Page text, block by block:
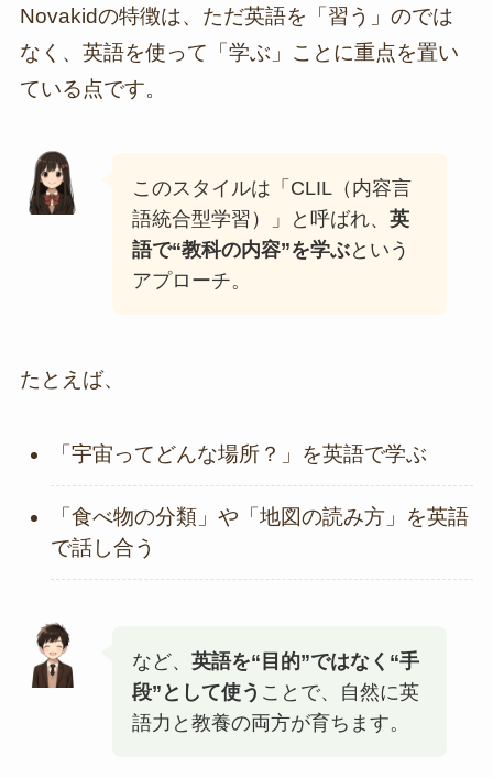
Novakidの特徴は、ただ英語を「習う」のでは
なく、英語を使って「学ぶ」ことに重点を置い
ている点です。
このスタイルは「CLIL（内容言
語統合型学習）」と呼ばれ、 英
語で“教科の内容”を学ぶという
アプローチ。
たとえば、
「宇宙ってどんな場所？」を英語で学ぶ
「食べ物の分類」や「地図の読み方」を英語
で話し合う
など、 英語を“目的”ではなく“手
段”として使う ことで、自然に英
語力と教養の両方が育ちます。